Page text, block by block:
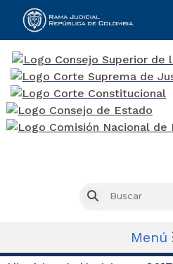
Buscar
Menú